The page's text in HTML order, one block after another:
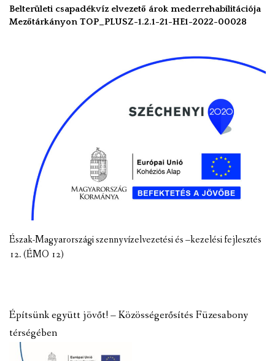
Belterületi csapadékvíz elvezető árok mederrehabilitációja
Mezőtárkányon TOP_PLUSZ-1.2.1-21-HE1-2022-00028
Észak-Magyarországi szennyvízelvezetési és –kezelési fejlesztés
12. (ÉMO 12)
Építsünk együtt jövőt! – Közösségerősítés Füzesabony
térségében